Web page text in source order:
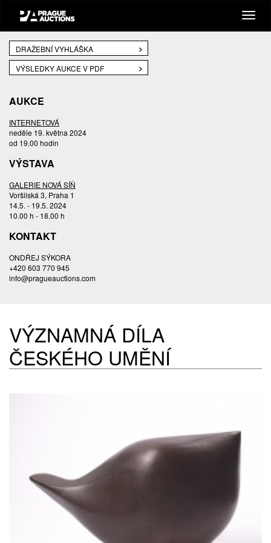
DRAŽEBNÍ VYHLÁŠKA
VÝSLEDKY AUKCE V PDF
AUKCE
INTERNETOVÁ
neděle 19. května 2024
od 19.00 hodin
VÝSTAVA
GALERIE NOVÁ SÍŇ
Voršilská 3, Praha 1
14.5. - 19.5. 2024
10.00 h - 18.00 h
KONTAKT
ONDŘEJ SÝKORA
+420 603 770 945
info@pragueauctions.com
VÝZNAMNÁ DÍLA
ČESKÉHO UMĚNÍ